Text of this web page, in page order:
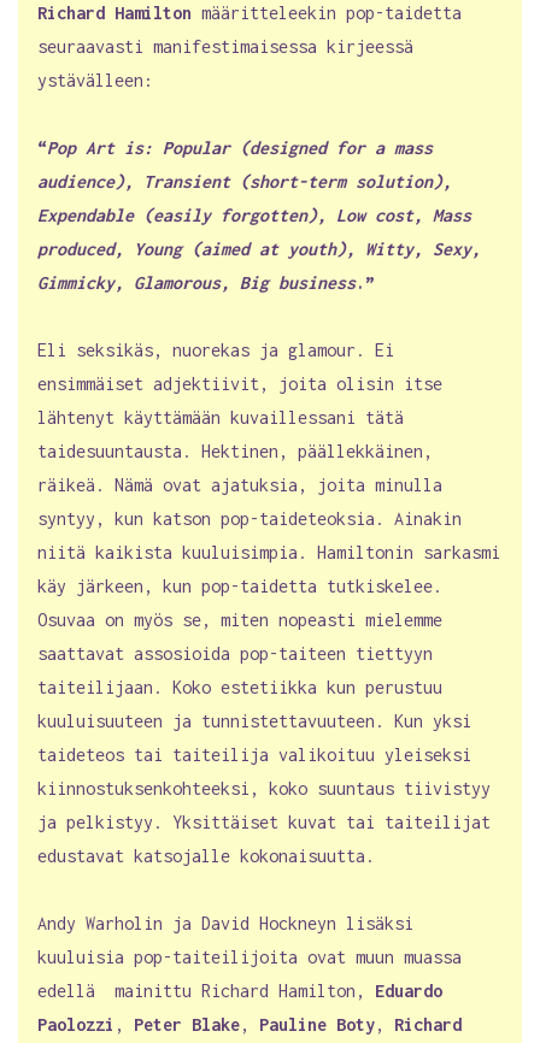
Richard Hamilton määritteleekin pop-taidetta
seuraavasti manifestimaisessa kirjeessä
ystävälleen:
“Pop Art is: Popular (designed for a mass
audience), Transient (short-term solution),
Expendable (easily forgotten), Low cost, Mass
produced, Young (aimed at youth), Witty, Sexy,
Gimmicky, Glamorous, Big business.”
Eli seksikäs, nuorekas ja glamour. Ei
ensimmäiset adjektiivit, joita olisin itse
lähtenyt käyttämään kuvaillessani tätä
taidesuuntausta. Hektinen, päällekkäinen,
räikeä. Nämä ovat ajatuksia, joita minulla
syntyy, kun katson pop-taideteoksia. Ainakin
niitä kaikista kuuluisimpia. Hamiltonin sarkasmi
käy järkeen, kun pop-taidetta tutkiskelee.
Osuvaa on myös se, miten nopeasti mielemme
saattavat assosioida pop-taiteen tiettyyn
taiteilijaan. Koko estetiikka kun perustuu
kuuluisuuteen ja tunnistettavuuteen. Kun yksi
taideteos tai taiteilija valikoituu yleiseksi
kiinnostuksenkohteeksi, koko suuntaus tiivistyy
ja pelkistyy. Yksittäiset kuvat tai taiteilijat
edustavat katsojalle kokonaisuutta.
Andy Warholin ja David Hockneyn lisäksi
kuuluisia pop-taiteilijoita ovat muun muassa
edellä mainittu Richard Hamilton, Eduardo
Paolozzi , Peter Blake, Pauline Boty, Richard